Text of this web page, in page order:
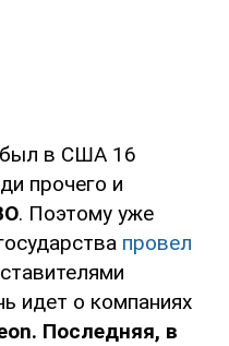
в США 16
прочего и
. Поэтому уже
провел
идет о компаниях
Последняя, в